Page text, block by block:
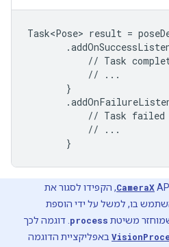
Task<Pose> result =
// Task
           // ...
       }
// Task failed
           // ...
       }
CameraX, הקפידו לסגור את
בו, למשל על ידי הוספת
משיטת process . דוגמה לכך
באפליקציית הדוגמה